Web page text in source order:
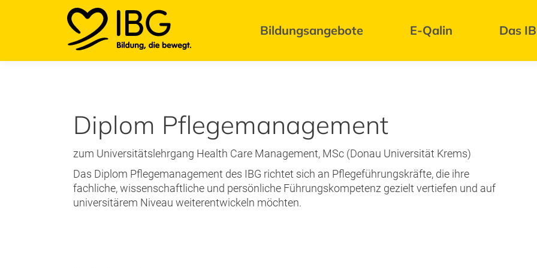
IBG
Institut für Bildung im Gesundheitsdienst Bildungsangebote E-Qalin Das
Diplom Pflegemanagement
zum Universitätslehrgang Health Care Management, MSc (Donau Universität Krems)
Das Diplom Pflegemanagement des IBG richtet sich an Pflegeführungskräfte, die ihre
fachliche, wissenschaftliche und persönliche Führungskompetenz gezielt vertiefen und auf
universitärem Niveau weiterentwickeln möchten.